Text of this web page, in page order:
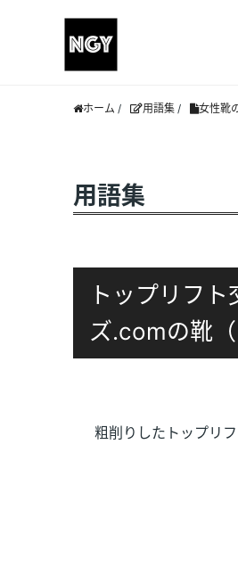
ホーム / 用語集 / 女性靴
用語集
トップリフ
ズ.comの靴
粗削りしたトップリ